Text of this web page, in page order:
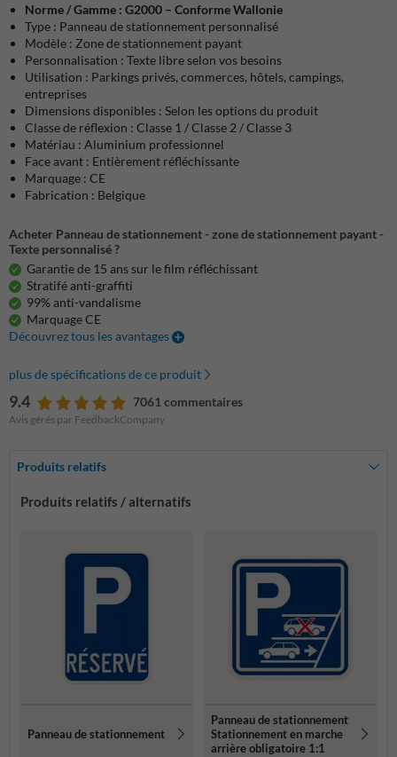
Norme / Gamme : G2000 – Conforme Wallonie
Type : Panneau de stationnement personnalisé
Modèle : Zone de stationnement payant
Personnalisation : Texte libre selon vos besoins
Utilisation : Parkings privés, commerces, hôtels, campings,
entreprises
Dimensions disponibles : Selon les options du produit
Classe de réflexion : Classe 1 / Classe 2 / Classe 3
Matériau : Aluminium professionnel
Face avant : Entièrement réfléchissante
Marquage : CE
Fabrication : Belgique
Acheter Panneau de stationnement - zone de stationnement payant -
Texte personnalisé ?
Garantie de 15 ans sur le film réfléchissant
Stratifé anti-graffiti
99% anti-vandalisme
Marquage CE
Découvrez tous les avantages
plus de spécifications de ce produit
9.4 7061 commentaires
Avis gérés par FeedbackCompany
Produits relatifs
Produits relatifs / alternatifs
Panneau de stationnement
Panneau de stationnement
Stationnement en marche
arrière obligatoire 1:1